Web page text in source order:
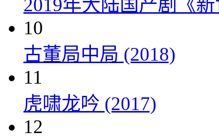
2019年大陆国产剧《
10
古董局中局 (2018)
11
虎啸龙吟 (2017)
12